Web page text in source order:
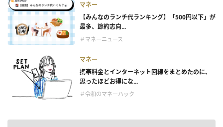
マネー
【みんなのランチ代ランキング】「500円以下」が
最多、節約志向...
＃マネーニュース
マネー
携帯料金とインターネット回線をまとめたのに、
思ったほどお得にな...
＃令和のマネーハック